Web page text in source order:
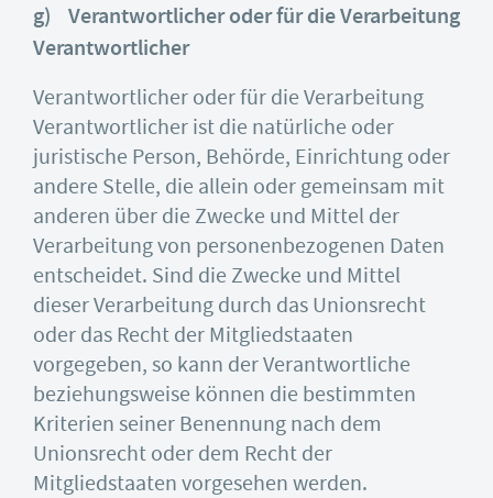
g) Verantwortlicher oder für die Verarbeitung
Verantwortlicher
Verantwortlicher oder für die Verarbeitung
Verantwortlicher ist die natürliche oder
juristische Person, Behörde, Einrichtung oder
andere Stelle, die allein oder gemeinsam mit
anderen über die Zwecke und Mittel der
Verarbeitung von personenbezogenen Daten
entscheidet. Sind die Zwecke und Mittel
dieser Verarbeitung durch das Unionsrecht
oder das Recht der Mitgliedstaaten
vorgegeben, so kann der Verantwortliche
beziehungsweise können die bestimmten
Kriterien seiner Benennung nach dem
Unionsrecht oder dem Recht der
Mitgliedstaaten vorgesehen werden.